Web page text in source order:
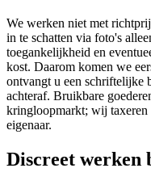
We werken niet met
in te schatten via foto's
toegankelijkheid en
kost. Daarom komen we
ontvangt u een schriftelijke
achteraf. Bruikbare
kringloopmarkt; wij taxeren
eigenaar.
Discreet werken